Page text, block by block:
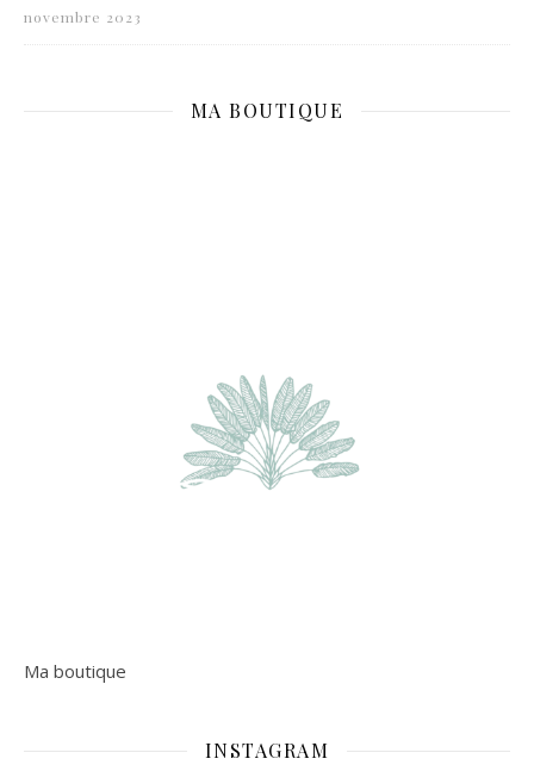
novembre 2023
MA BOUTIQUE
Ma boutique
INSTAGRAM